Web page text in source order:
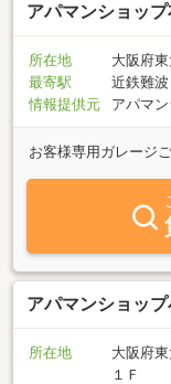
アパマンショッ
所在地
大阪府
最寄駅
近鉄難
情報提供元
アパマ
お客様専用ガレージご
アパマンショッ
所在地
大阪府
１Ｆ